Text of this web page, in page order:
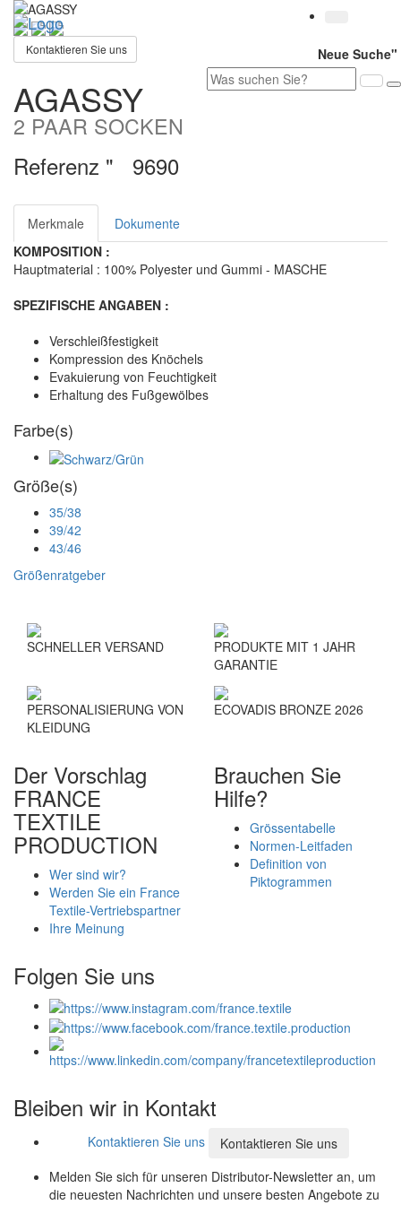
Neue Suche"
Kontaktieren Sie uns
AGASSY
2 PAAR SOCKEN
Referenz " 9690
Merkmale
Dokumente
KOMPOSITION :
Hauptmaterial : 100% Polyester und Gummi - MASCHE
SPEZIFISCHE ANGABEN :
Verschleißfestigkeit
Kompression des Knöchels
Evakuierung von Feuchtigkeit
Erhaltung des Fußgewölbes
Farbe(s)
Größe(s)
35/38
39/42
43/46
Größenratgeber
SCHNELLER VERSAND
PRODUKTE MIT 1 JAHR
GARANTIE
PERSONALISIERUNG VON
KLEIDUNG
ECOVADIS BRONZE 2026
Der Vorschlag
FRANCE
TEXTILE
PRODUCTION
Wer sind wir?
Werden Sie ein France
Textile-Vertriebspartner
Ihre Meinung
Brauchen Sie
Hilfe?
Grössentabelle
Normen-Leitfaden
Definition von
Piktogrammen
Folgen Sie uns
Bleiben wir in Kontakt
Kontaktieren Sie uns
Kontaktieren Sie uns
Melden Sie sich für unseren Distributor-Newsletter an, um
die neuesten Nachrichten und unsere besten Angebote zu